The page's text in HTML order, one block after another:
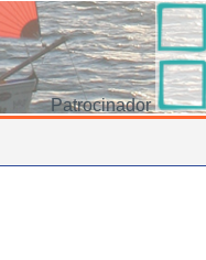
Patrocinador